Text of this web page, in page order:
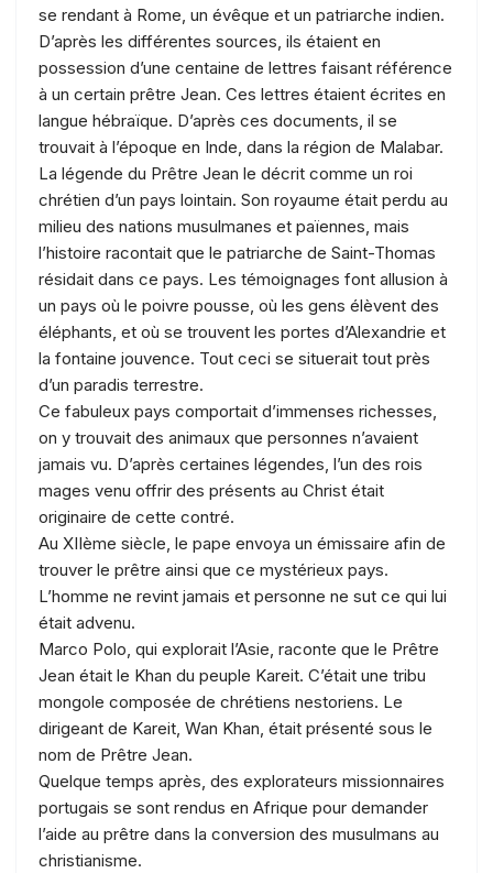
se rendant à Rome, un évêque et un patriarche indien.
D’après les différentes sources, ils étaient en
possession d’une centaine de lettres faisant référence
à un certain prêtre Jean. Ces lettres étaient écrites en
langue hébraïque. D’après ces documents, il se
trouvait à l’époque en Inde, dans la région de Malabar.
La légende du Prêtre Jean le décrit comme un roi
chrétien d’un pays lointain. Son royaume était perdu au
milieu des nations musulmanes et païennes, mais
l’histoire racontait que le patriarche de Saint-Thomas
résidait dans ce pays. Les témoignages font allusion à
un pays où le poivre pousse, où les gens élèvent des
éléphants, et où se trouvent les portes d’Alexandrie et
la fontaine jouvence. Tout ceci se situerait tout près
d’un paradis terrestre.
Ce fabuleux pays comportait d’immenses richesses,
on y trouvait des animaux que personnes n’avaient
jamais vu. D’après certaines légendes, l’un des rois
mages venu offrir des présents au Christ était
originaire de cette contré.
Au XIIème siècle, le pape envoya un émissaire afin de
trouver le prêtre ainsi que ce mystérieux pays.
L’homme ne revint jamais et personne ne sut ce qui lui
était advenu.
Marco Polo, qui explorait l’Asie, raconte que le Prêtre
Jean était le Khan du peuple Kareit. C’était une tribu
mongole composée de chrétiens nestoriens. Le
dirigeant de Kareit, Wan Khan, était présenté sous le
nom de Prêtre Jean.
Quelque temps après, des explorateurs missionnaires
portugais se sont rendus en Afrique pour demander
l’aide au prêtre dans la conversion des musulmans au
christianisme.